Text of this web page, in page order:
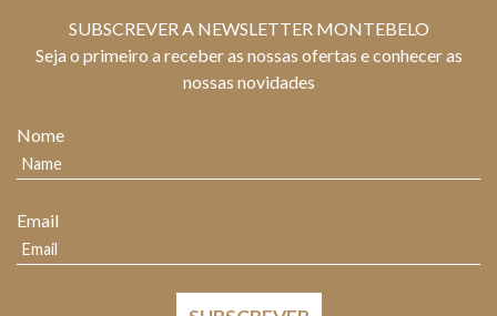
SUBSCREVER A NEWSLETTER MONTEBELO
Seja o primeiro a receber as nossas ofertas e conhecer as
nossas novidades
Nome
Email